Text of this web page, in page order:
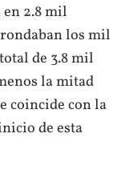
en 2.8 mil
los mil
de 3.8 mil
la mitad
coincide con la
de esta